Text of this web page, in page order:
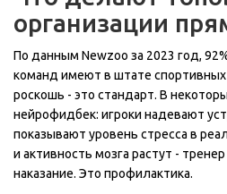
организации
По данным Newzoo за 2023 год,
команд имеют в штате спортивных
роскошь - это стандарт. В
нейрофидбек: игроки надевают
показывают уровень стресса в
и активность мозга растут -
наказание. Это профилактика.